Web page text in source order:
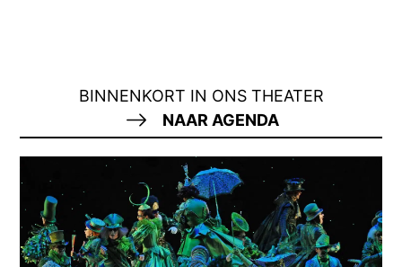
BINNENKORT IN ONS THEATER
NAAR AGENDA